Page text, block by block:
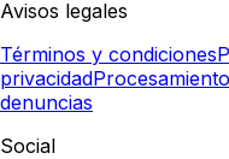
Avisos legales
Términos y condiciones
privacidad
denuncias
Social